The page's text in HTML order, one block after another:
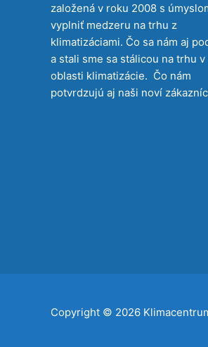
založená v roku 2008 s
vyplniť medzeru na trhu z
klimatizáciami. Čo sa nám aj
a stali sme sa stálicou na trhu v
oblasti klimatizácie. Čo nám
potvrdzujú aj naši noví
Copyright © 2026